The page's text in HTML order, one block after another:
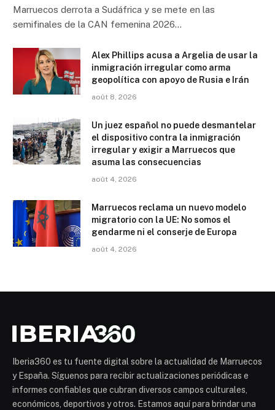
Marruecos derrota a Sudáfrica y se mete en las
semifinales de la CAN femenina 2026…
Alex Phillips acusa a Argelia de usar la
inmigración irregular como arma
geopolítica con apoyo de Rusia e Irán
août 8, 2026
Un juez español no puede desmantelar
el dispositivo contra la inmigración
irregular y exigir a Marruecos que
asuma las consecuencias
août 4, 2026
Marruecos reclama un nuevo modelo
migratorio con la UE: No somos el
gendarme ni el conserje de Europa
août 4, 2026
Iberia360 es tu fuente digital sobre la actualidad de Marruecos
y España. Síguenos para recibir actualizaciones periódicas e
informes confiables que cubran diversos campos culturales,
económicos, deportivos y otros. Estamos aquí para brindar una